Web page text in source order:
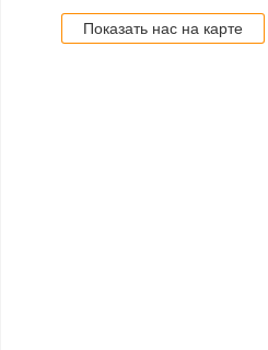
Показать нас на карте